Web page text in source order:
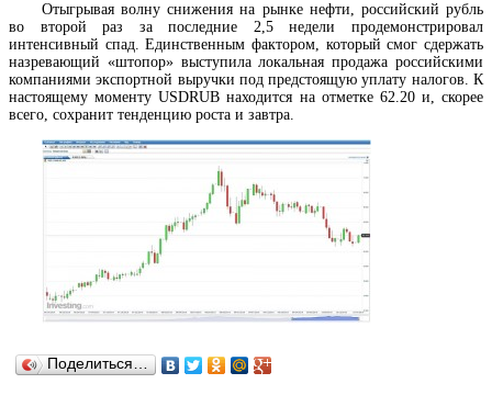
Отыгрывая волну снижения на рынке нефти, российский рубль
во второй раз за последние 2,5 недели продемонстрировал
интенсивный спад. Единственным фактором, который смог сдержать
назревающий «штопор» выступила локальная продажа российскими
компаниями экспортной выручки под предстоящую уплату налогов. К
настоящему моменту USDRUB находится на отметке 62.20 и, скорее
всего, сохранит тенденцию роста и завтра.
Поделиться…